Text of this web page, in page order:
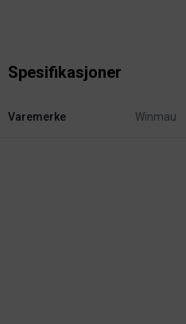
Spesifikasjoner
Varemerke Winmau